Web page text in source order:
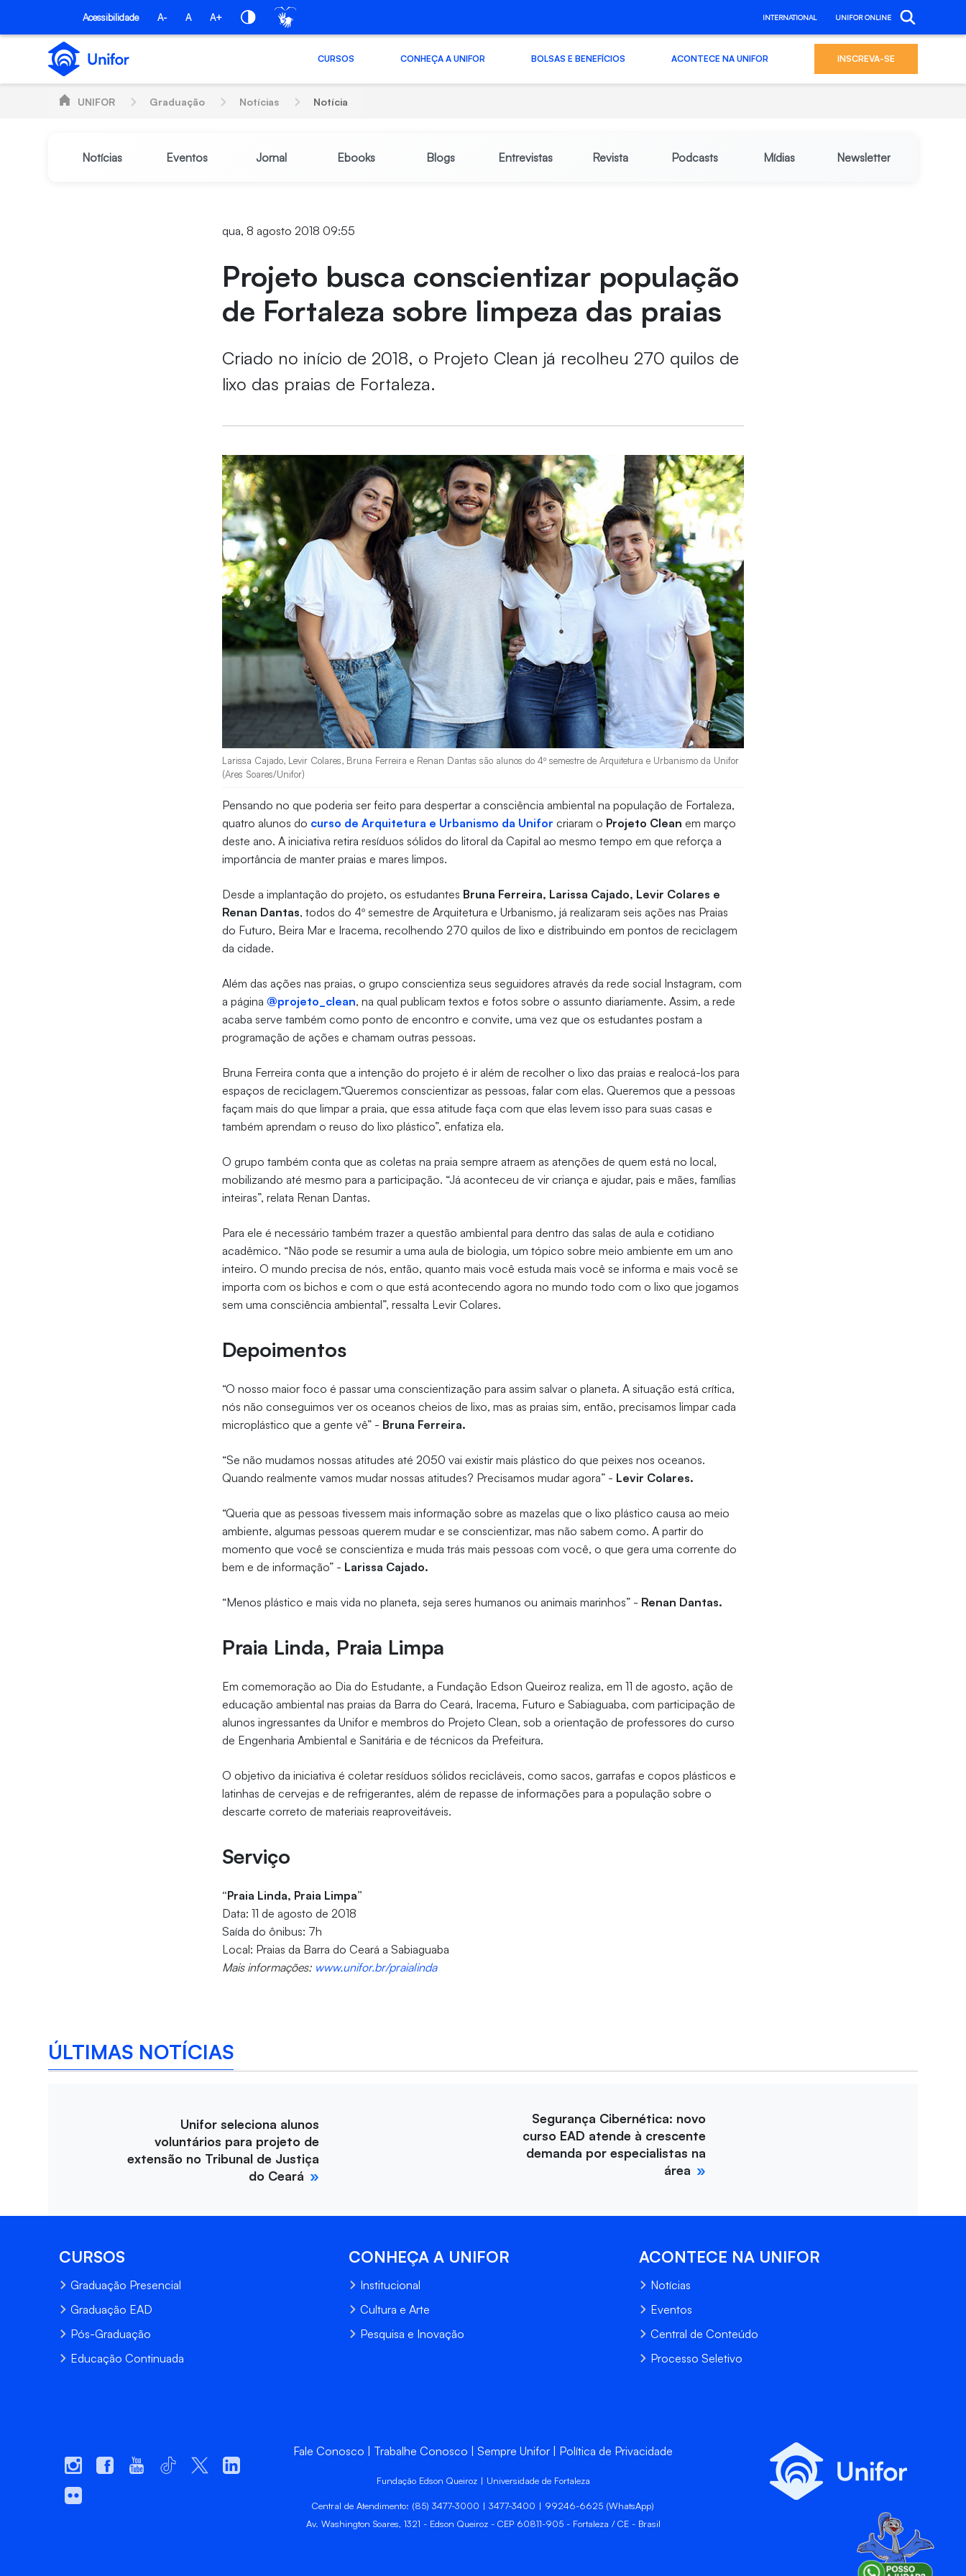
Pular para o Conteúdo principal
Acessibilidade A- A A+ INTERNATIONAL UNIFOR ONLINE
CURSOS CONHEÇA A UNIFOR BOLSAS E BENEFÍCIOS ACONTECE NA UNIFOR INSCREVA-SE
UNIFOR Graduação Notícias Notícia
Notícias Eventos Jornal Ebooks Blogs Entrevistas Revista Podcasts Mídias Newsletter
qua, 8 agosto 2018 09:55
Projeto busca conscientizar população
de Fortaleza sobre limpeza das praias
Criado no início de 2018, o Projeto Clean já recolheu 270 quilos de
lixo das praias de Fortaleza.
Larissa Cajado, Levir Colares, Bruna Ferreira e Renan Dantas são alunos do 4º semestre de Arquitetura e Urbanismo da Unifor
(Ares Soares/Unifor)
Pensando no que poderia ser feito para despertar a consciência ambiental na população de Fortaleza,
quatro alunos do curso de Arquitetura e Urbanismo da Unifor criaram o Projeto Clean em março
deste ano. A iniciativa retira resíduos sólidos do litoral da Capital ao mesmo tempo em que reforça a
importância de manter praias e mares limpos.
Desde a implantação do projeto, os estudantes Bruna Ferreira, Larissa Cajado, Levir Colares e
Renan Dantas, todos do 4º semestre de Arquitetura e Urbanismo, já realizaram seis ações nas Praias
do Futuro, Beira Mar e Iracema, recolhendo 270 quilos de lixo e distribuindo em pontos de reciclagem
da cidade.
Além das ações nas praias, o grupo conscientiza seus seguidores através da rede social Instagram, com
a página@projeto_clean, na qual publicam textos e fotos sobre o assunto diariamente. Assim, a rede
acaba serve também como ponto de encontro e convite, uma vez que os estudantes postam a
programação de ações e chamam outras pessoas.
Bruna Ferreira conta que a intenção do projeto é ir além de recolher o lixo das praias e realocá-los para
espaços de reciclagem.“Queremos conscientizar as pessoas, falar com elas. Queremos que a pessoas
façam mais do que limpar a praia, que essa atitude faça com que elas levem isso para suas casas e
também aprendam o reuso do lixo plástico”, enfatiza ela.
O grupo também conta que as coletas na praia sempre atraem as atenções de quem está no local,
mobilizando até mesmo para a participação. “Já aconteceu de vir criança e ajudar, pais e mães, famílias
inteiras”, relata Renan Dantas.
Para ele é necessário também trazer a questão ambiental para dentro das salas de aula e cotidiano
acadêmico. “Não pode se resumir a uma aula de biologia, um tópico sobre meio ambiente em um ano
inteiro. O mundo precisa de nós, então, quanto mais você estuda mais você se informa e mais você se
importa com os bichos e com o que está acontecendo agora no mundo todo com o lixo que jogamos
sem uma consciência ambiental”, ressalta Levir Colares.
Depoimentos
“O nosso maior foco é passar uma conscientização para assim salvar o planeta. A situação está crítica,
nós não conseguimos ver os oceanos cheios de lixo, mas as praias sim, então, precisamos limpar cada
microplástico que a gente vê” - Bruna Ferreira.
“Se não mudamos nossas atitudes até 2050 vai existir mais plástico do que peixes nos oceanos.
Quando realmente vamos mudar nossas atitudes? Precisamos mudar agora” - Levir Colares.
“Queria que as pessoas tivessem mais informação sobre as mazelas que o lixo plástico causa ao meio
ambiente, algumas pessoas querem mudar e se conscientizar, mas não sabem como. A partir do
momento que você se conscientiza e muda trás mais pessoas com você, o que gera uma corrente do
bem e de informação” - Larissa Cajado.
“Menos plástico e mais vida no planeta, seja seres humanos ou animais marinhos” - Renan Dantas.
Praia Linda, Praia Limpa
Em comemoração ao Dia do Estudante, a Fundação Edson Queiroz realiza, em 11 de agosto, ação de
educação ambiental nas praias da Barra do Ceará, Iracema, Futuro e Sabiaguaba, com participação de
alunos ingressantes da Unifor e membros do Projeto Clean, sob a orientação de professores do curso
de Engenharia Ambiental e Sanitária e de técnicos da Prefeitura.
O objetivo da iniciativa é coletar resíduos sólidos recicláveis, como sacos, garrafas e copos plásticos e
latinhas de cervejas e de refrigerantes, além de repasse de informações para a população sobre o
descarte correto de materiais reaproveitáveis.
Serviço
“Praia Linda, Praia Limpa”
Data: 11 de agosto de 2018
Saída do ônibus: 7h
Local: Praias da Barra do Ceará a Sabiaguaba
Mais informações: www.unifor.br/praialinda
ÚLTIMAS NOTÍCIAS
Unifor seleciona alunos
voluntários para projeto de
extensão no Tribunal de Justiça
do Ceará
Segurança Cibernética: novo
curso EAD atende à crescente
demanda por especialistas na
área
CURSOS
Graduação Presencial
Graduação EAD
Pós-Graduação
Educação Continuada
CONHEÇA A UNIFOR
Institucional
Cultura e Arte
Pesquisa e Inovação
ACONTECE NA UNIFOR
Notícias
Eventos
Central de Conteúdo
Processo Seletivo
Fale Conosco Trabalhe Conosco Sempre Unifor Política de Privacidade
Fundação Edson Queiroz | Universidade de Fortaleza
Central de Atendimento: (85) 3477-3000 | 3477-3400 | 99246-6625 (WhatsApp)
Av. Washington Soares, 1321 - Edson Queiroz - CEP 60811-905 - Fortaleza / CE - Brasil